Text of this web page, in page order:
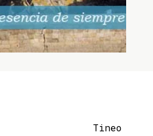
Tineo